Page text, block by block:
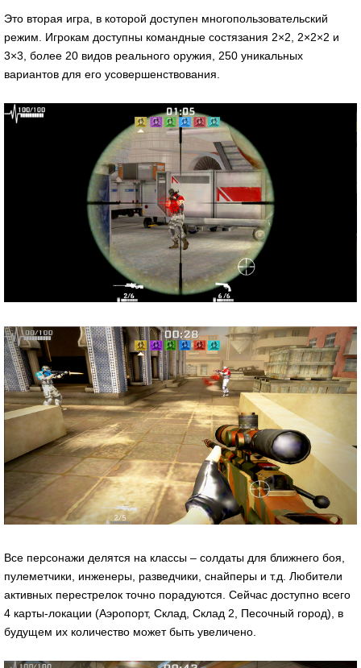
Это вторая игра, в которой доступен многопользовательский
режим. Игрокам доступны командные состязания 2×2, 2×2×2 и
3×3, более 20 видов реального оружия, 250 уникальных
вариантов для его усовершенствования.
Все персонажи делятся на классы – солдаты для ближнего боя,
пулеметчики, инженеры, разведчики, снайперы и т.д. Любители
активных перестрелок точно порадуются. Сейчас доступно всего
4 карты-локации (Аэропорт, Склад, Склад 2, Песочный город), в
будущем их количество может быть увеличено.